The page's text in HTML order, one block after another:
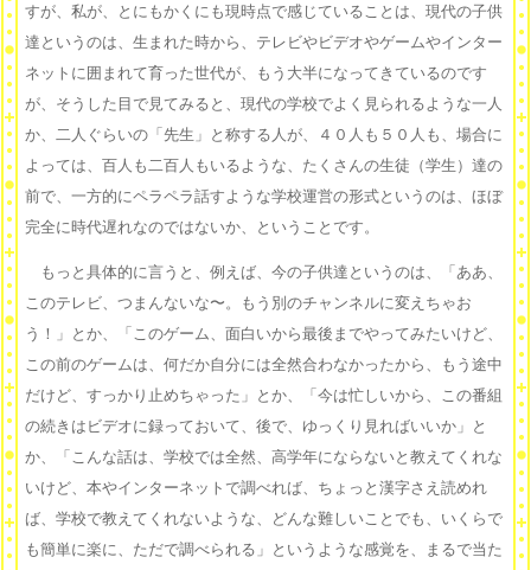
すが、私が、とにもかくにも現時点で感じていることは、現代の子供
達というのは、生まれた時から、テレビやビデオやゲームやインター
ネットに囲まれて育った世代が、もう大半になってきているのです
が、そうした目で見てみると、現代の学校でよく見られるような一人
か、二人ぐらいの「先生」と称する人が、４０人も５０人も、場合に
よっては、百人も二百人もいるような、たくさんの生徒（学生）達の
前で、一方的にペラペラ話すような学校運営の形式というのは、ほぼ
完全に時代遅れなのではないか、ということです。
もっと具体的に言うと、例えば、今の子供達というのは、「ああ、
このテレビ、つまんないな〜。もう別のチャンネルに変えちゃお
う！」とか、「このゲーム、面白いから最後までやってみたいけど、
この前のゲームは、何だか自分には全然合わなかったから、もう途中
だけど、すっかり止めちゃった」とか、「今は忙しいから、この番組
の続きはビデオに録っておいて、後で、ゆっくり見ればいいか」と
か、「こんな話は、学校では全然、高学年にならないと教えてくれな
いけど、本やインターネットで調べれば、ちょっと漢字さえ読めれ
ば、学校で教えてくれないような、どんな難しいことでも、いくらで
も簡単に楽に、ただで調べられる」というような感覚を、まるで当た